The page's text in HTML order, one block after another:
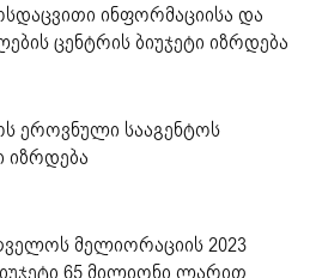
ინფორმაციისა და
ცენტრის ბიუჯეტი იზრდება
ეროვნული სააგენტოს
იზრდება
მელიორაციის 2023